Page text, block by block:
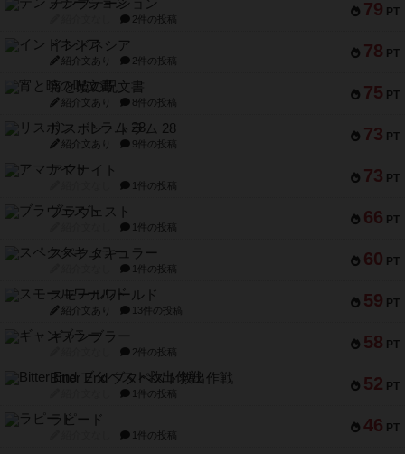
79 PT
テンプテーション
2件の投稿
78 PT
インドネシア
紹介文あり 2件の投稿
75 PT
宵と暁の呪文書
紹介文あり 8件の投稿
73 PT
リスボン・トラム 28
紹介文あり 9件の投稿
73 PT
アマナイト
1件の投稿
66 PT
ブラヴェスト
1件の投稿
60 PT
スペクタキュラー
1件の投稿
59 PT
スモールワールド
紹介文あり 13件の投稿
58 PT
ギャンブラー
2件の投稿
52 PT
Bitter End ブタペスト救出作戦
1件の投稿
46 PT
ラピード
1件の投稿